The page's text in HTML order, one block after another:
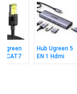
Ugreen
CAT7
10m
Hub Ugreen 5
EN 1 Hdmi
4K/60Hz